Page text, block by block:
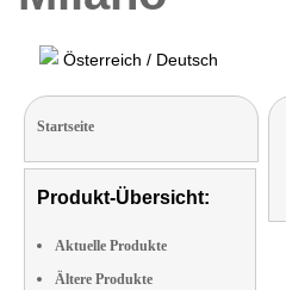
Österreich / Deutsch
Startseite
Produkt-Übersicht:
Aktuelle Produkte
Ältere Produkte